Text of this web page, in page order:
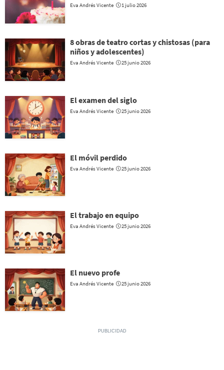
Eva Andrés Vicente 1 julio 2026
8 obras de teatro cortas y chistosas (para
niños y adolescentes)
Eva Andrés Vicente 25 junio 2026
El examen del siglo
Eva Andrés Vicente 25 junio 2026
El móvil perdido
Eva Andrés Vicente 25 junio 2026
El trabajo en equipo
Eva Andrés Vicente 25 junio 2026
El nuevo profe
Eva Andrés Vicente 25 junio 2026